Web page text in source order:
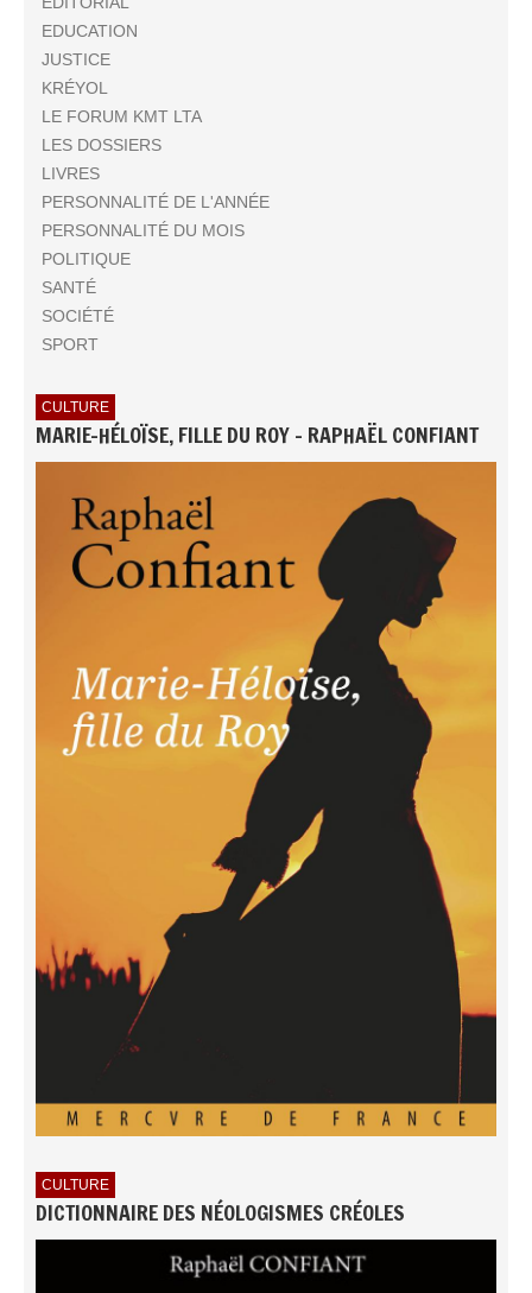
EDUCATION
JUSTICE
KRÉYOL
LE FORUM KMT LTA
LES DOSSIERS
LIVRES
PERSONNALITÉ DE L'ANNÉE
PERSONNALITÉ DU MOIS
POLITIQUE
SANTÉ
SOCIÉTÉ
SPORT
CULTURE
MARIE-HÉLOÏSE, FILLE DU ROY - RAPHAËL CONFIANT
CULTURE
DICTIONNAIRE DES NÉOLOGISMES CRÉOLES